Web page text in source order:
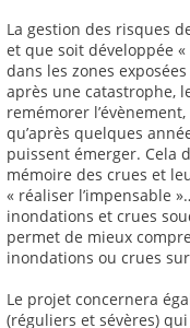
La gestion des risques
et que soit développée
dans les zones
après une catastrophe,
remémorer
qu’après quelques
puissent émerger. Cela
mémoire des crues et
« réaliser l’impensable
inondations et crues
permet de mieux
inondations ou crues
Le projet concernera
(réguliers et sévères)